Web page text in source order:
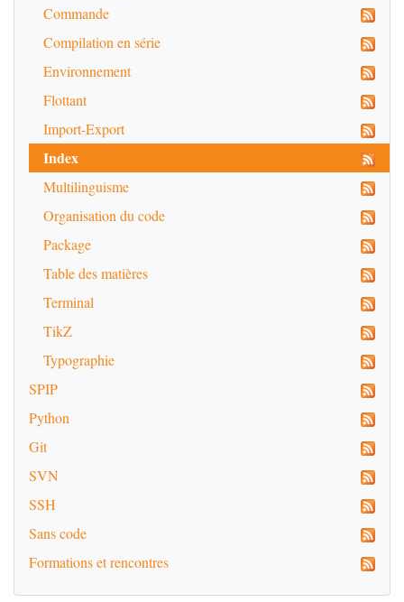
Commande
Compilation en série
Environnement
Flottant
Import-Export
Index
Multilinguisme
Organisation du code
Package
Table des matières
Terminal
TikZ
Typographie
SPIP
Python
Git
SVN
SSH
Sans code
Formations et rencontres